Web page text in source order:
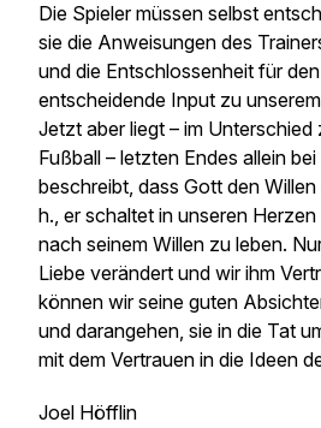
Die Spieler müssen selbst
sie die Anweisungen des
und die Entschlossenheit für
entscheidende Input zu
Jetzt aber liegt – im Unterschied
Fußball – letzten Endes allein
beschreibt, dass Gott den
h., er schaltet in unseren
nach seinem Willen zu leben.
Liebe verändert und wir ihm
können wir seine guten
und darangehen, sie in die Tat
mit dem Vertrauen in die Ideen
Joel Höfflin